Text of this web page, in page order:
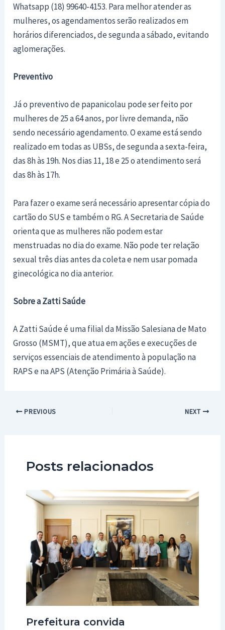
Whatsapp (18) 99640-4153. Para melhor atender as
mulheres, os agendamentos serão realizados em
horários diferenciados, de segunda a sábado, evitando
aglomerações.
Preventivo
Já o preventivo de papanicolau pode ser feito por
mulheres de 25 a 64 anos, por livre demanda, não
sendo necessário agendamento. O exame está sendo
realizado em todas as UBSs, de segunda a sexta-feira,
das 8h às 19h. Nos dias 11, 18 e 25 o atendimento será
das 8h às 17h.
Para fazer o exame será necessário apresentar cópia do
cartão do SUS e também o RG. A Secretaria de Saúde
orienta que as mulheres não podem estar
menstruadas no dia do exame. Não pode ter relação
sexual três dias antes da coleta e nem usar pomada
ginecológica no dia anterior.
Sobre a Zatti Saúde
A Zatti Saúde é uma filial da Missão Salesiana de Mato
Grosso (MSMT), que atua em ações e execuções de
serviços essenciais de atendimento à população na
RAPS e na APS (Atenção Primária à Saúde).
Post PREVIOUS NEXT
Posts relacionados
Prefeitura convida